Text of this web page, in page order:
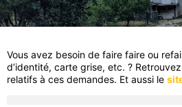
Vous avez besoin de faire faire ou
d’identité, carte grise, etc. ?
relatifs à ces demandes. Et aussi le